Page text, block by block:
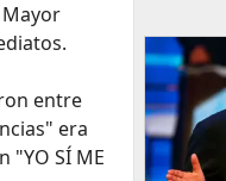
Mayor
entre
era
"YO SÍ ME